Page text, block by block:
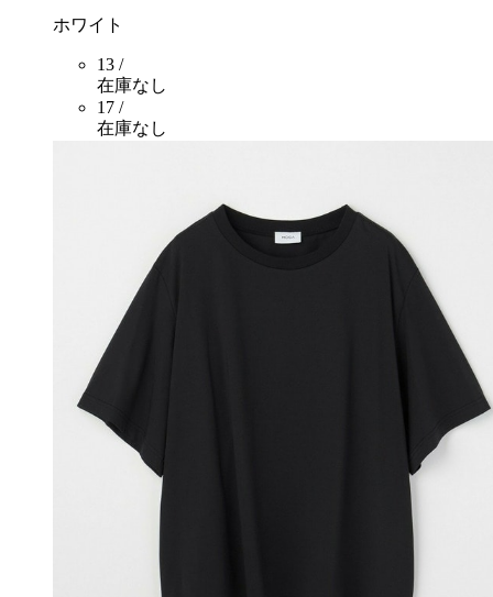
ホワイト
13 /
在庫なし
17 /
在庫なし